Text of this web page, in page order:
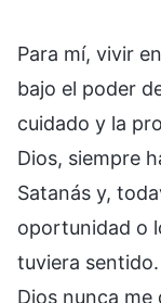
Para mí, vivir
bajo el poder
cuidado y la
Dios, siempre
Satanás y,
oportunidad o
tuviera
Dios nunca me